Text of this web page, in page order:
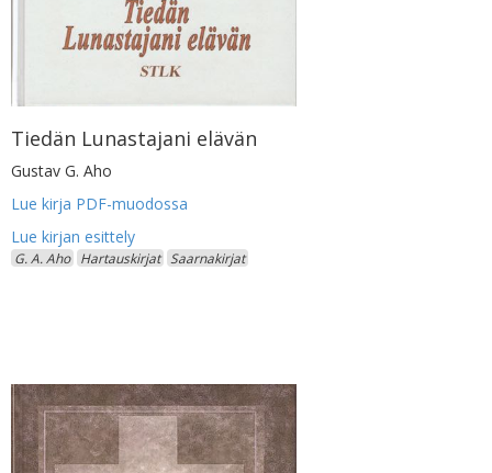
Tiedän Lunastajani elävän
Gustav G. Aho
Lue kirja PDF-muodossa
G. A. Aho Hartauskirjat Saarnakirjat